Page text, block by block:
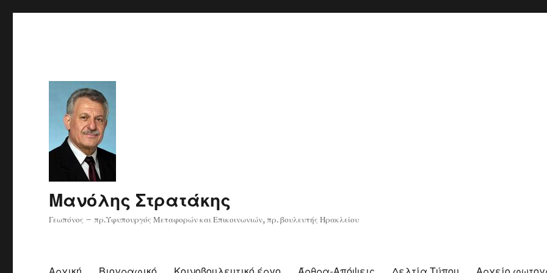
Μανόλης Στρατάκης
Γεωπόνος – πρ.Υφυπουργός Μεταφορών και Επικοινωνιών, πρ. βουλευτής Ηρακλείου